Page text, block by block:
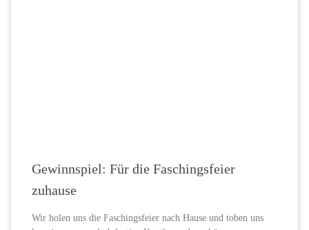
Gewinnspiel: Für die Faschingsfeier
zuhause
Wir holen uns die Faschingsfeier nach Hause und toben uns